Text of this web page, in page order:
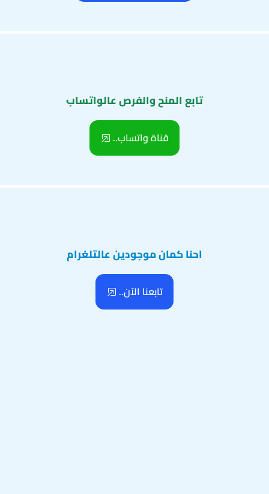
تابع المنح والفرص عالواتساب
قناة واتساب..
احنا كمان موجودين عالتلغرام
تابعنا الآن..